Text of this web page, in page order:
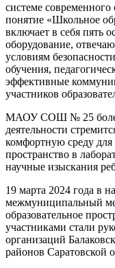
системе современного
понятие «Школьное
включает в себя пять
оборудование,
условиям
обучения,
эффективные
участников
МАОУ СОШ № 25 более
деятельности
комфортную среду для
пространство в
научные изыскания
19 марта 2024 года в
межмуниципальный
образовательное
участниками стали
организаций
районов Саратовской